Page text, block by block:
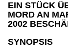
EIN STÜCK
MORD AN
2002
SYNOPSIS